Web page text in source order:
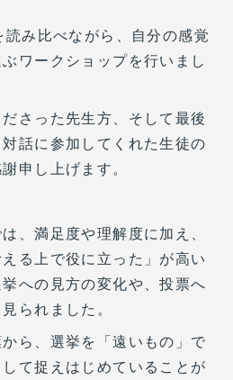
み比べながら、自分の感覚
ワークショップを行いまし
さった先生方、そして最後
話に参加してくれた生徒の
申し上げます。
、満足度や理解度に加え、
る上で役に立った」が高い
への見方の変化や、投票へ
られました。
ら、選挙を「遠いもの」で
て捉えはじめていることが